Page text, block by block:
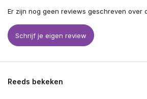
Er zijn nog geen reviews geschreven over
Schrijf je eigen review
Reeds bekeken